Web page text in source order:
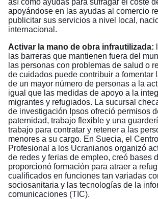
así como ayudas para sufragar el coste
apoyándose en las ayudas al comercio
publicitar sus servicios a nivel local,
internacional.
Activar la mano de obra infrautilizada:
las barreras que mantienen fuera del
las personas con problemas de salud o
de cuidados puede contribuir a fomentar
de un mayor número de personas a la
igual que las medidas de apoyo a la
migrantes y refugiados. La sucursal
de investigación Ipsos ofreció permisos
paternidad, trabajo flexible y una
trabajo para contratar y retener a las
menores a su cargo. En Suecia, el
Profesional a los Ucranianos organizó
de redes y ferias de empleo, creó bases
proporcionó formación para atraer a
cualificados en funciones tan variadas
sociosanitaria y las tecnologías de la
comunicaciones (TIC).